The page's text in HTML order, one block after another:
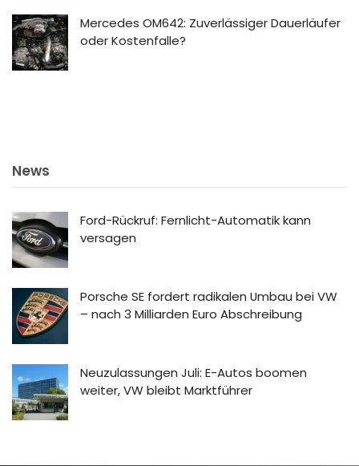
Mercedes OM642: Zuverlässiger Dauerläufer
oder Kostenfalle?
News
Ford-Rückruf: Fernlicht-Automatik kann
versagen
Porsche SE fordert radikalen Umbau bei VW
– nach 3 Milliarden Euro Abschreibung
Neuzulassungen Juli: E-Autos boomen
weiter, VW bleibt Marktführer